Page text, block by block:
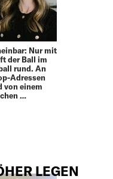
Nur mit
der Ball im
rund. An
Adressen
von einem
…
LEGEN